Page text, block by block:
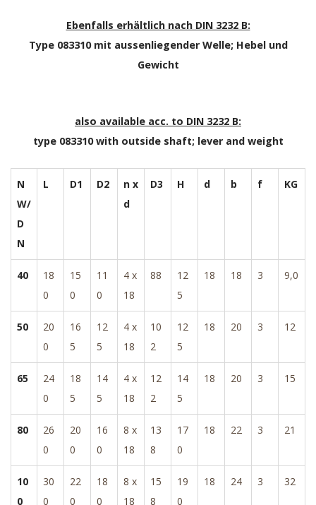
Ebenfalls erhältlich nach DIN 3232 B:
Type 083310 mit aussenliegender Welle; Hebel und
Gewicht
also available acc. to DIN 3232 B:
type 083310 with outside shaft; lever and weight
N
W/
D
N
L D1 D2
n x
d
D3 H d b f KG
40
18
0
15
0
11
0
4 x
18
88
12
5
18 18 3 9,0
50
20
0
16
5
12
5
4 x
18
10
2
12
5
18 20 3 12
65
24
0
18
5
14
5
4 x
18
12
2
14
5
18 20 3 15
80
26
0
20
0
16
0
8 x
18
13
8
17
0
18 22 3 21
10
0
30
0
22
0
18
0
8 x
18
15
8
19
0
18 24 3 32